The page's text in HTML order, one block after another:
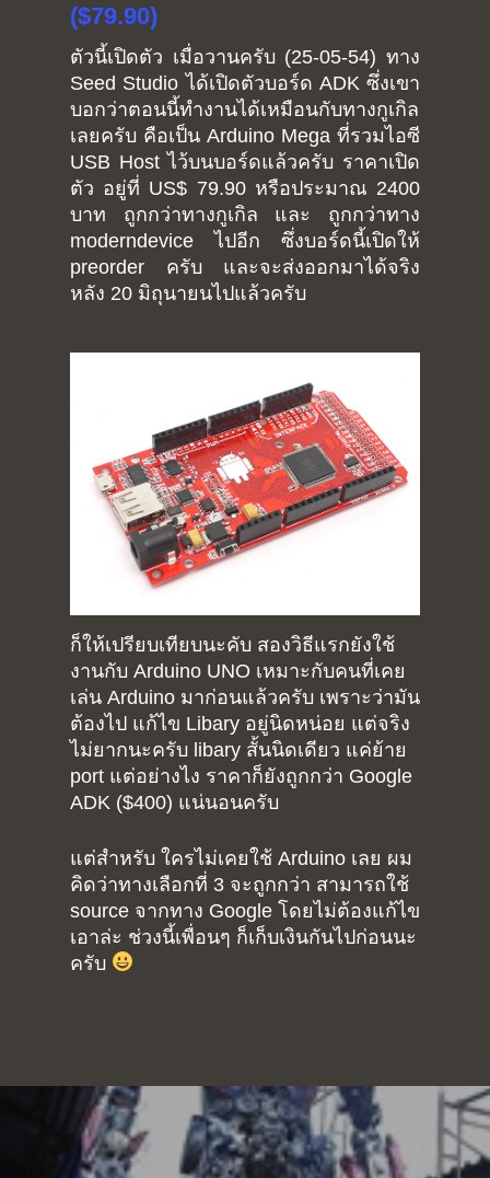
($79.90)
ตัวนี้เปิดตัว เมื่อวานครับ (25-05-54) ทาง
Seed Studio ได้เปิดตัวบอร์ด ADK ซึ่งเขา
บอกว่าตอนนี้ทำงานได้เหมือนกับทางกูเกิล
เลยครับ คือเป็น Arduino Mega ที่รวมไอซี
USB Host ไว้บนบอร์ดแล้วครับ ราคาเปิด
ตัว อยู่ที่ US$ 79.90 หรือประมาณ 2400
บาท ถูกกว่าทางกูเกิล และ ถูกกว่าทาง
moderndevice ไปอีก ซึ่งบอร์ดนี้เปิดให้
preorder ครับ และจะส่งออกมาได้จริง
หลัง 20 มิถุนายนไปแล้วครับ
ก็ให้เปรียบเทียบนะคับ สองวิธีแรกยังใช้
งานกับ Arduino UNO เหมาะกับคนที่เคย
เล่น Arduino มาก่อนแล้วครับ เพราะว่ามัน
ต้องไป แก้ไข Libary อยู่นิดหน่อย แต่จริง
ไม่ยากนะครับ libary สั้นนิดเดียว แค่ย้าย
port แต่อย่างไง ราคาก็ยังถูกกว่า Google
ADK ($400) แน่นอนครับ
แต่สำหรับ ใครไม่เคยใช้ Arduino เลย ผม
คิดว่าทางเลือกที่ 3 จะถูกกว่า สามารถใช้
source จากทาง Google โดยไม่ต้องแก้ไข
เอาล่ะ ช่วงนี้เพื่อนๆ ก็เก็บเงินกันไปก่อนนะ
ครับ
Portfolio
blog
Arduino
Tutorial
Interactive Design
Robotics
MyProject
About
Contact